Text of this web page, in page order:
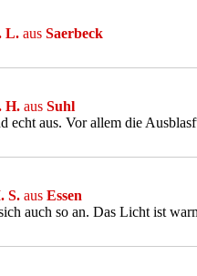
L. aus Saerbeck
H. aus Suhl
echt aus. Vor allem die
S. aus Essen
auch so an. Das Licht ist